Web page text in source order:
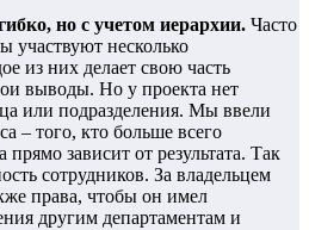
но с учетом иерархии. Часто
участвуют несколько
из них делает свою часть
выводы. Но у проекта нет
или подразделения. Мы ввели
– того, кто больше всего
прямо зависит от результата. Так
сотрудников. За владельцем
права, чтобы он имел
другим департаментам и